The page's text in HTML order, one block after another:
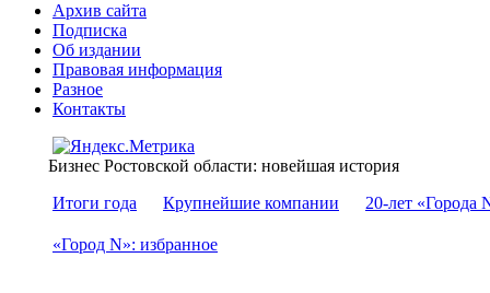
Архив сайта
Подписка
Об издании
Правовая информация
Разное
Контакты
Бизнес Ростовской области: новейшая история
Итоги года
Крупнейшие компании 20-лет «Города
«Город N»: избранное